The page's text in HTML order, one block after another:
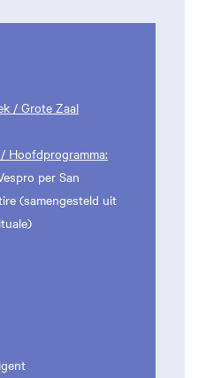
/ Grote Zaal
Hoofdprogramma:
per San
(samengesteld uit